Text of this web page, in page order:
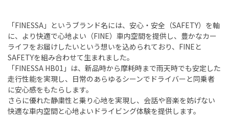
「FINESSA」というブランド名には、安心・安全（SAFETY）を軸
に、より快適で心地よい（FINE）車内空間を提供し、豊かなカー
ライフをお届けしたいという想いを込められており、FINEと
SAFETYを組み合わせて生まれました。
「FINESSA HB01」は、新品時から摩耗時まで雨天時でも安定した
走行性能を実現し、日常のあらゆるシーンでドライバーと同乗者
に安心感をもたらします。
さらに優れた静粛性と乗り心地を実現し、会話や音楽を妨げない
快適な車内空間と心地よいドライビング体験を提供します。